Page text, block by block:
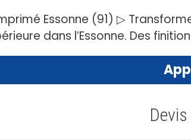
Essonne (91) ▷
dans l’Essonne. Des